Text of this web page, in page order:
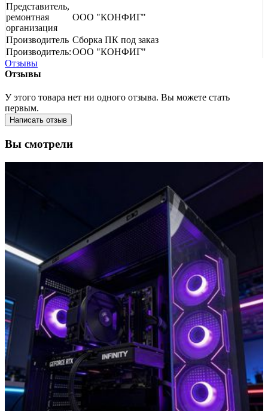
Представитель,
ремонтная
организация
ООО "КОНФИГ"
Производитель Сборка ПК под заказ
Производитель:ООО "КОНФИГ"
Отзывы
Отзывы
У этого товара нет ни одного отзыва. Вы можете стать
первым.
Написать отзыв
Вы смотрели